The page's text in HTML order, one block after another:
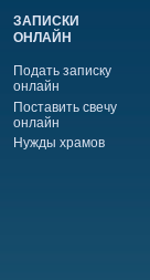
ЗАПИСКИ
ОНЛАЙН
Подать записку
онлайн
Поставить свечу
онлайн
Нужды храмов